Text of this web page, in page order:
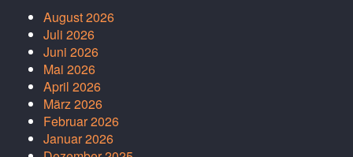
August 2026
Juli 2026
Juni 2026
Mai 2026
April 2026
März 2026
Februar 2026
Januar 2026